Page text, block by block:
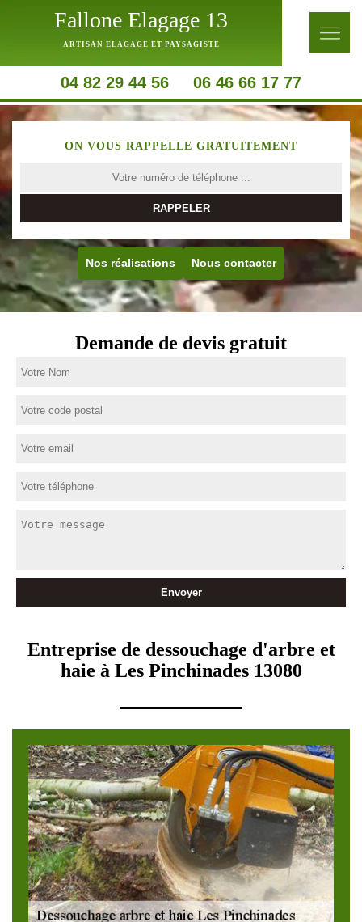
Fallone Elagage 13
ARTISAN ELAGAGE ET PAYSAGISTE
04 82 29 44 56 06 46 66 17 77
ON VOUS RAPPELLE GRATUITEMENT
Nos réalisations Nous contacter
Demande de devis gratuit
Entreprise de dessouchage d'arbre et
haie à Les Pinchinades 13080